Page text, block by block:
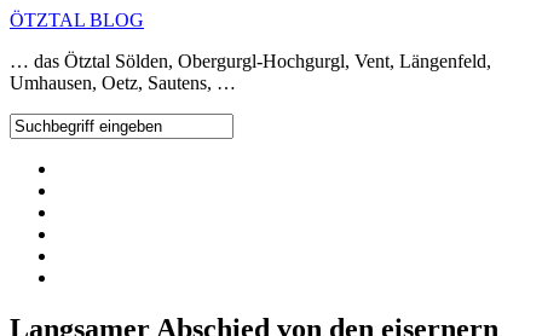
ÖTZTAL BLOG
… das Ötztal Sölden, Obergurgl-Hochgurgl, Vent, Längenfeld,
Umhausen, Oetz, Sautens, …
Langsamer Abschied von den eisernern